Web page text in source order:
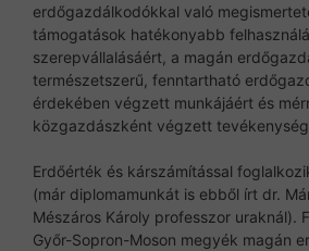
erdőgazdálkodókkal való
támogatások hatékonyabb
szerepvállalásáért, a magán
természetszerű, fenntartható
érdekében végzett munkájáért és
közgazdászként végzett
Erdőérték és kárszámítással
(már diplomamunkát is ebből írt dr.
Mészáros Károly professzor uraknál).
Győr-Sopron-Moson megyék magán